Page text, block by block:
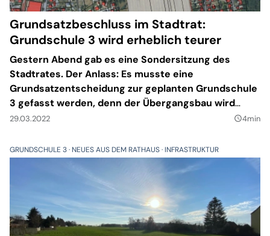
Grundsatzbeschluss im Stadtrat:
Grundschule 3 wird erheblich teurer
Gestern Abend gab es eine Sondersitzung des
Stadtrates. Der Anlass: Es musste eine
Grundsatzentscheidung zur geplanten Grundschule
3 gefasst werden, denn der Übergangsbau wird
erheblich teurer als gedacht.
29.03.2022 query_builder4min
GRUNDSCHULE 3 NEUES AUS DEM RATHAUS INFRASTRUKTUR